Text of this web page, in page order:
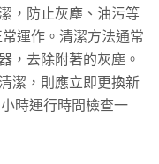
， 防止灰塵、油污等
運作。清潔方法通常
，去除附著的灰塵。
潔，則應立即更換新
時運行時間檢查一